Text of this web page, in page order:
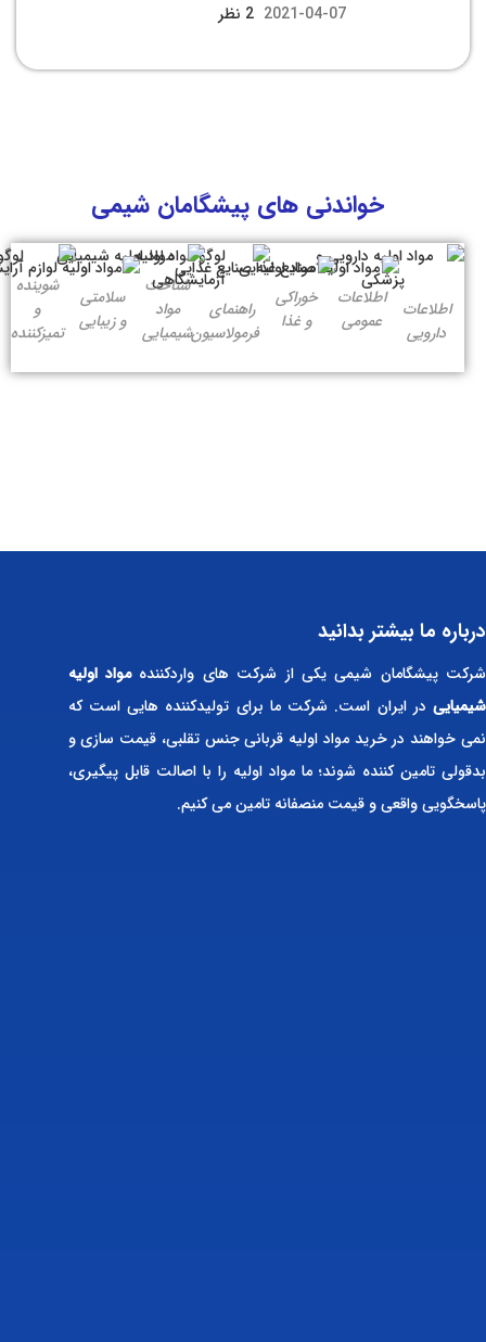
2021-04-07 2 نظر
خواندنی های پیشگامان شیمی
اطلاعات
دارویی
اطلاعات
عمومی
خوراکی
و غذا
راهنمای
فرمولاسیون
شناخت
مواد
شیمیایی
سلامتی
و زیبایی
شوینده
و
تمیزکننده
درباره ما بیشتر بدانید
شرکت پیشگامان شیمی یکی از شرکت های واردکنندهمواد اولیه
شیمیایی در ایران است. شرکت ما برای تولیدکننده هایی است که
نمی خواهند در خرید مواد اولیه قربانی جنس تقلبی، قیمت سازی و
بدقولی تامین کننده شوند؛ ما مواد اولیه را با اصالت قابل پیگیری،
پاسخگویی واقعی و قیمت منصفانه تامین می کنیم.